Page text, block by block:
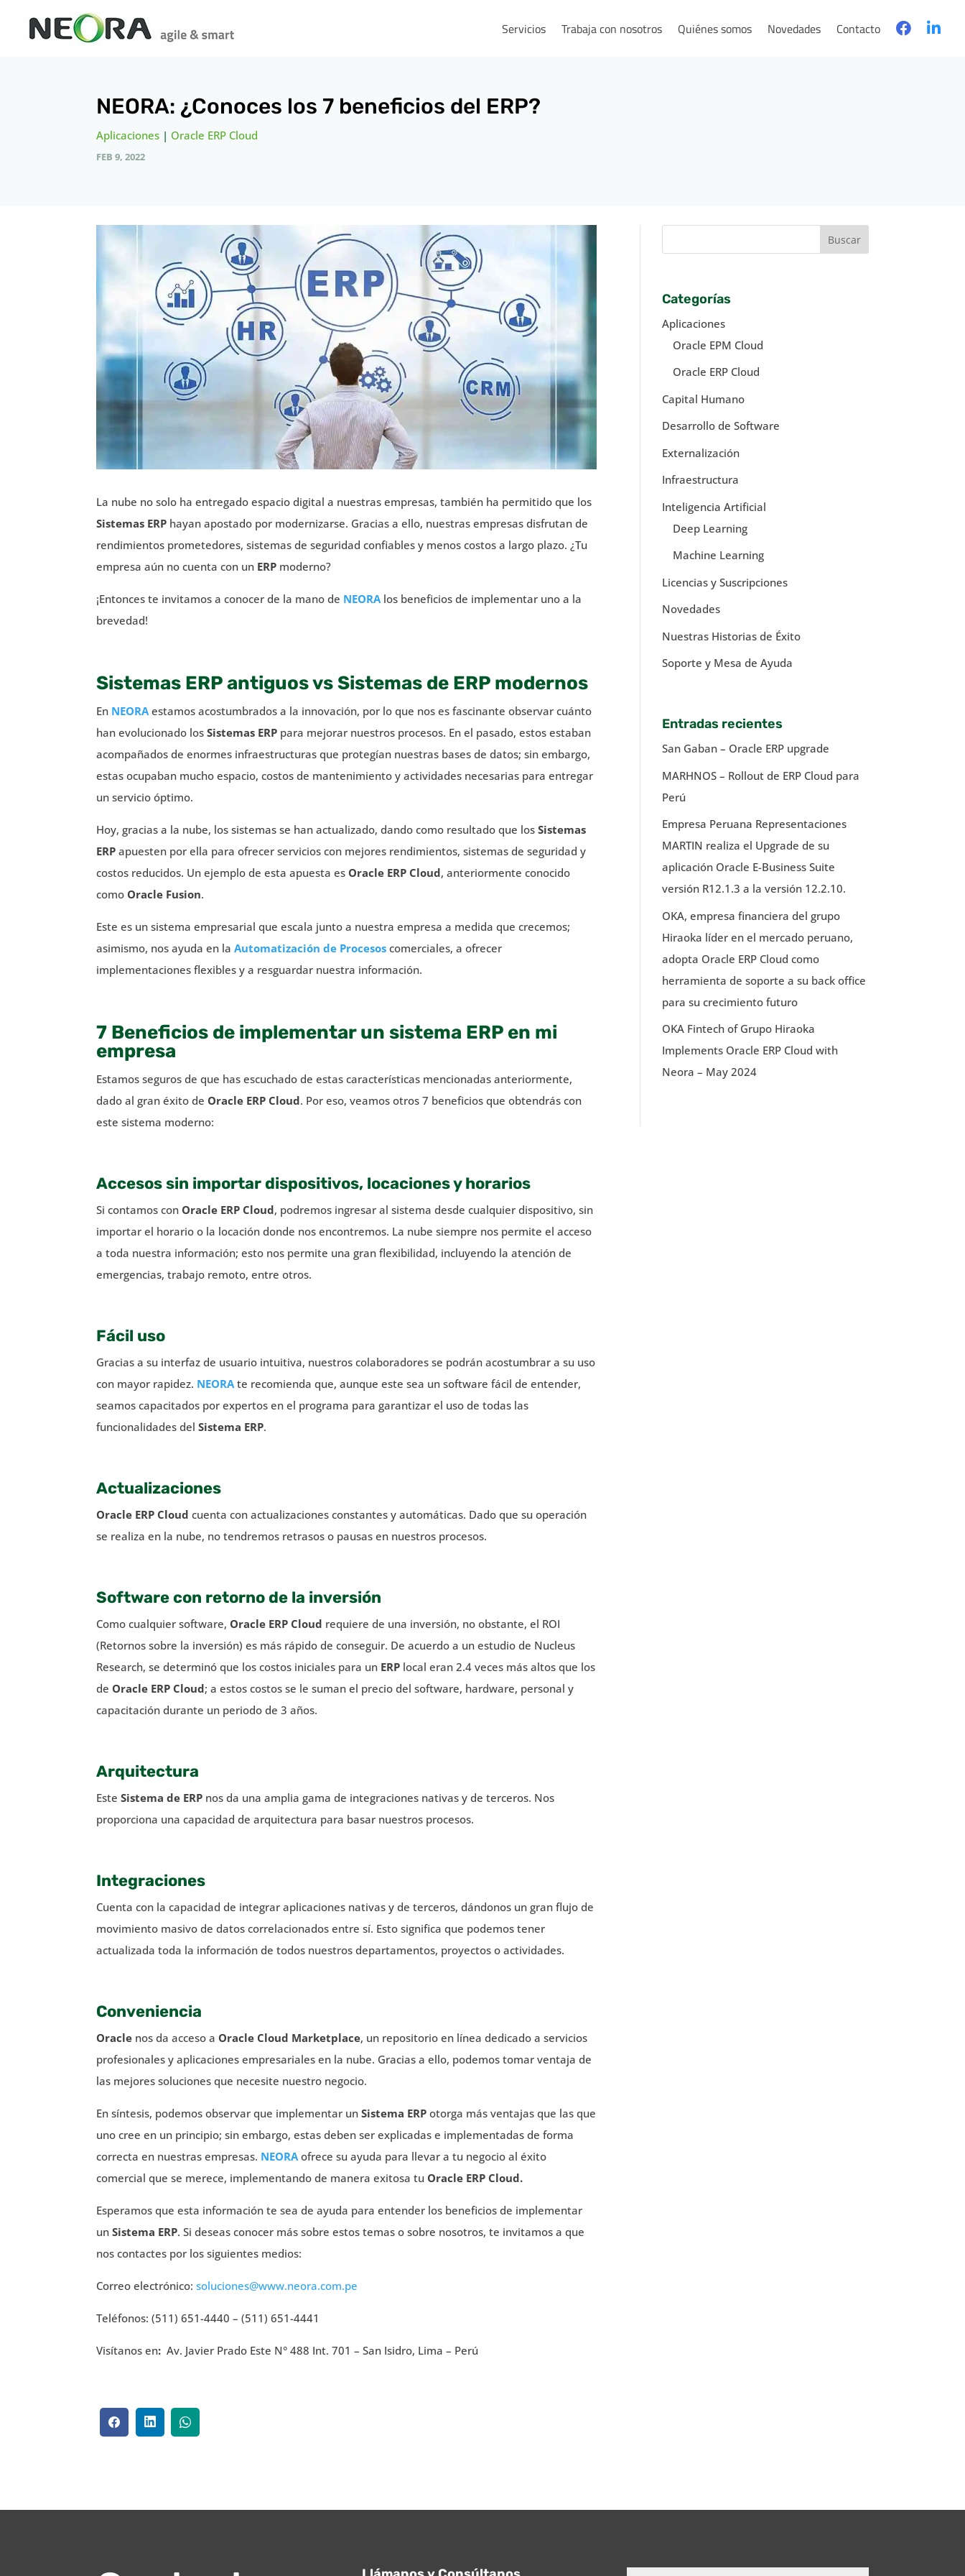
Servicios Trabaja con nosotros Quiénes somos Novedades Contacto
NEORA: ¿Conoces los 7 beneficios del ERP?
Aplicaciones | Oracle ERP Cloud
FEB 9, 2022
La nube no solo ha entregado espacio digital a nuestras empresas, también ha permitido que los
Sistemas ERP hayan apostado por modernizarse. Gracias a ello, nuestras empresas disfrutan de
rendimientos prometedores, sistemas de seguridad confiables y menos costos a largo plazo. ¿Tu
empresa aún no cuenta con un ERP moderno?
¡Entonces te invitamos a conocer de la mano de NEORA los beneficios de implementar uno a la
brevedad!
Sistemas ERP antiguos vs Sistemas de ERP modernos
En NEORAestamos acostumbrados a la innovación, por lo que nos es fascinante observar cuánto
han evolucionado losSistemas ERP para mejorar nuestros procesos. En el pasado, estos estaban
acompañados de enormes infraestructuras que protegían nuestras bases de datos; sin embargo,
estas ocupaban mucho espacio, costos de mantenimiento y actividades necesarias para entregar
un servicio óptimo.
Hoy, gracias a la nube, los sistemas se han actualizado, dando como resultado que losSistemas
ERPapuesten por ella para ofrecer servicios con mejores rendimientos, sistemas de seguridad y
costos reducidos. Un ejemplo de esta apuesta es Oracle ERP Cloud, anteriormente conocido
como Oracle Fusion.
Este es un sistema empresarial que escala junto a nuestra empresa a medida que crecemos;
asimismo, nos ayuda en laAutomatización de Procesos comerciales, a ofrecer
implementaciones flexibles y a resguardar nuestra información.
7 Beneficios de implementar un sistema ERP en mi
empresa
Estamos seguros de que has escuchado de estas características mencionadas anteriormente,
dado al gran éxito de Oracle ERP Cloud. Por eso, veamos otros 7 beneficios que obtendrás con
este sistema moderno:
Accesos sin importar dispositivos, locaciones y horarios
Si contamos con Oracle ERP Cloud, podremos ingresar al sistema desde cualquier dispositivo, sin
importar el horario o la locación donde nos encontremos. La nube siempre nos permite el acceso
a toda nuestra información; esto nos permite una gran flexibilidad, incluyendo la atención de
emergencias, trabajo remoto, entre otros.
Fácil uso
Gracias a su interfaz de usuario intuitiva, nuestros colaboradores se podrán acostumbrar a su uso
con mayor rapidez. NEORAte recomienda que, aunque este sea un software fácil de entender,
seamos capacitados por expertos en el programa para garantizar el uso de todas las
funcionalidades delSistema ERP.
Actualizaciones
Oracle ERP Cloudcuenta con actualizaciones constantes y automáticas. Dado que su operación
se realiza en la nube, no tendremos retrasos o pausas en nuestros procesos.
Software con retorno de la inversión
Como cualquier software, Oracle ERP Cloud requiere de una inversión, no obstante, el ROI
(Retornos sobre la inversión) es más rápido de conseguir. De acuerdo a un estudio de Nucleus
Research, se determinó que los costos iniciales para un ERP local eran 2.4 veces más altos que los
de Oracle ERP Cloud; a estos costos se le suman el precio del software, hardware, personal y
capacitación durante un periodo de 3 años.
Arquitectura
EsteSistema de ERP nos da una amplia gama de integraciones nativas y de terceros. Nos
proporciona una capacidad de arquitectura para basar nuestros procesos.
Integraciones
Cuenta con la capacidad de integrar aplicaciones nativas y de terceros, dándonos un gran flujo de
movimiento masivo de datos correlacionados entre sí. Esto significa que podemos tener
actualizada toda la información de todos nuestros departamentos, proyectos o actividades.
Conveniencia
Oracle nos da acceso a Oracle Cloud Marketplace, un repositorio en línea dedicado a servicios
profesionales y aplicaciones empresariales en la nube. Gracias a ello, podemos tomar ventaja de
las mejores soluciones que necesite nuestro negocio.
En síntesis, podemos observar que implementar unSistema ERP otorga más ventajas que las que
uno cree en un principio; sin embargo, estas deben ser explicadas e implementadas de forma
correcta en nuestras empresas. NEORAofrece su ayuda para llevar a tu negocio al éxito
comercial que se merece, implementando de manera exitosa tu Oracle ERP Cloud.
Esperamos que esta información te sea de ayuda para entender los beneficios de implementar
unSistema ERP. Si deseas conocer más sobre estos temas o sobre nosotros, te invitamos a que
nos contactes por los siguientes medios:
Correo electrónico:soluciones@www.neora.com.pe
Teléfonos: (511) 651-4440 – (511) 651-4441
Visítanos en: Av. Javier Prado Este N° 488 Int. 701 – San Isidro, Lima – Perú
Categorías
Aplicaciones
Oracle EPM Cloud
Oracle ERP Cloud
Capital Humano
Desarrollo de Software
Externalización
Infraestructura
Inteligencia Artificial
Deep Learning
Machine Learning
Licencias y Suscripciones
Novedades
Nuestras Historias de Éxito
Soporte y Mesa de Ayuda
Entradas recientes
San Gaban – Oracle ERP upgrade
MARHNOS – Rollout de ERP Cloud para
Perú
Empresa Peruana Representaciones
MARTIN realiza el Upgrade de su
aplicación Oracle E-Business Suite
versión R12.1.3 a la versión 12.2.10.
OKA, empresa financiera del grupo
Hiraoka líder en el mercado peruano,
adopta Oracle ERP Cloud como
herramienta de soporte a su back office
para su crecimiento futuro
OKA Fintech of Grupo Hiraoka
Implements Oracle ERP Cloud with
Neora – May 2024